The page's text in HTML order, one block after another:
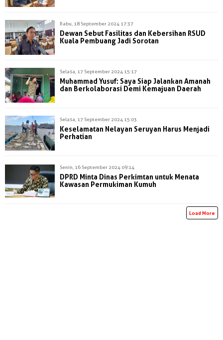
Rabu, 18 September 2024 17:37
Dewan Sebut Fasilitas dan Kebersihan RSUD
Kuala Pembuang Jadi Sorotan
Selasa, 17 September 2024 15:17
Muhammad Yusuf: Saya Siap Jalankan Amanah
dan Berkolaborasi Demi Kemajuan Daerah
Selasa, 17 September 2024 15:03
Keselamatan Nelayan Seruyan Harus Menjadi
Perhatian
Senin, 16 September 2024 09:14
DPRD Minta Dinas Perkimtan untuk Menata
Kawasan Permukiman Kumuh
Load More